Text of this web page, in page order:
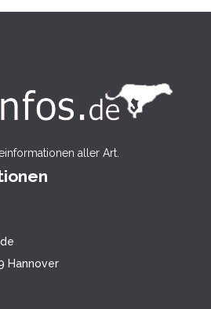
aller Art.
Hannover